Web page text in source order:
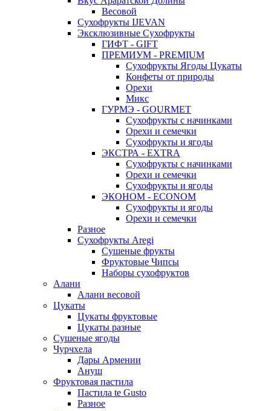
Весовой
Сухофрукты IJEVAN
Эксклюзивные Сухофрукты
ГИФТ - GIFT
ПРЕМИУМ - PREMIUM
Сухофрукты Ягоды Цукаты
Конфеты от природы
Орехи
Микс
ГУРМЭ - GOURMET
Сухофрукты с начинками
Орехи и семечки
Сухофрукты и ягоды
ЭКСТРА - EXTRA
Сухофрукты с начинками
Орехи и семечки
Сухофрукты и ягоды
ЭКОНОМ - ECONOM
Сухофрукты и ягоды
Орехи и семечки
Разное
Сухофрукты Aregi
Сушеные фрукты
Фруктовые Чипсы
Наборы сухофруктов
Алани
Алани весовой
Цукаты
Цукаты фруктовые
Цукаты разные
Сушеные ягоды
Чурчхела
Дары Армении
Ануш
Фруктовая пастила
Пастила te Gusto
Разное